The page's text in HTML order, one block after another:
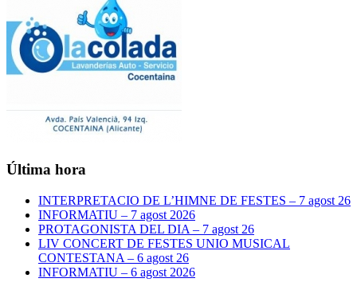
Última hora
INTERPRETACIO DE L’HIMNE DE FESTES – 7 agost 26
INFORMATIU – 7 agost 2026
PROTAGONISTA DEL DIA – 7 agost 26
LIV CONCERT DE FESTES UNIO MUSICAL
CONTESTANA – 6 agost 26
INFORMATIU – 6 agost 2026